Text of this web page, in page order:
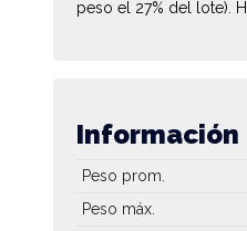
peso el 27% del lote).
Información
Peso prom.
Peso máx.